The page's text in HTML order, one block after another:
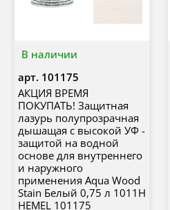
В наличии
арт. 101175
АКЦИЯ ВРЕМЯ
ПОКУПАТЬ! Защитная
лазурь полупрозрачная
дышащая с высокой УФ -
защитой на водной
основе для внутреннего
и наружного
применения Aqua Wood
Stain Белый 0,75 л 1011H
HEMEL 101175